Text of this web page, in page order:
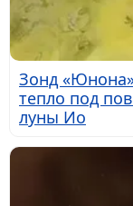
Зонд
тепло под
луны Ио